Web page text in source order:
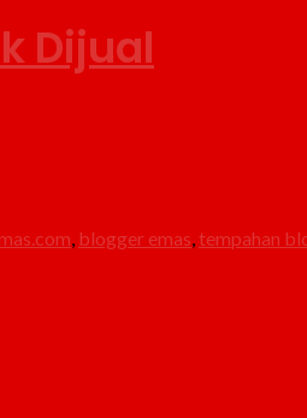
Dijual
blogger emas tempahan